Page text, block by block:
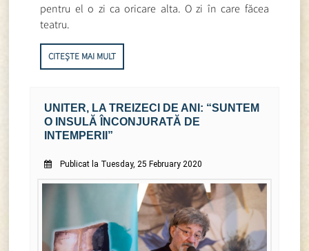
pentru el o zi ca oricare alta. O zi în care făcea
teatru.
CITEȘTE MAI MULT
UNITER, LA TREIZECI DE ANI: “SUNTEM
O INSULĂ ÎNCONJURATĂ DE
INTEMPERII”
Publicat la Tuesday, 25 February 2020